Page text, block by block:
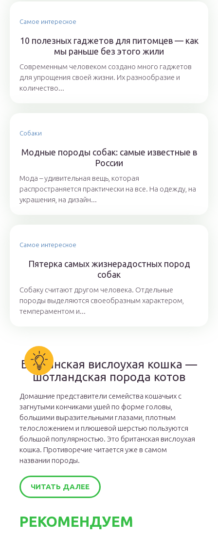
Самое интересное
10 полезных гаджетов для питомцев — как
мы раньше без этого жили
Современным человеком создано много гаджетов
для упрощения своей жизни. Их разнообразие и
количество...
Собаки
Модные породы собак: самые известные в
России
Мода – удивительная вещь, которая
распространяется практически на все. На одежду, на
украшения, на дизайн...
Самое интересное
Пятерка самых жизнерадостных пород
собак
Собаку считают другом человека. Отдельные
породы выделяются своеобразным характером,
темпераментом и...
Британская вислоухая кошка —
шотландская порода котов
Домашние представители семейства кошачьих с
загнутыми кончиками ушей по форме головы,
большими выразительными глазами, плотным
телосложением и плюшевой шерстью пользуются
большой популярностью. Это британская вислоухая
кошка. Противоречие читается уже в самом
названии породы.
ЧИТАТЬ ДАЛЕЕ
РЕКОМЕНДУЕМ